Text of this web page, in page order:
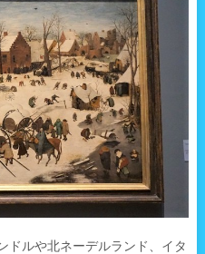
ドルや北ネーデルランド、イタ